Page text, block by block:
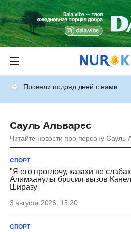
Провели подряд дней с нами
Сауль Альварес
Читайте новости про персону Сауль
СПОРТ
"Я его проглочу, казахи не
Алимханулы бросил вызов
Ширазу
3 августа 2026, 15:20
СПОРТ